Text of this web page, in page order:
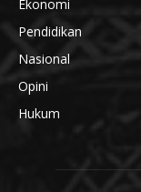
Ekonomi
Pendidikan
Nasional
Opini
Hukum